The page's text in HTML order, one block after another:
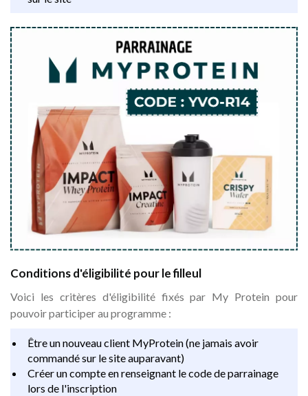
Conditions d'éligibilité pour le filleul
Voici les critères d'éligibilité fixés par My Protein pour
pouvoir participer au programme :
Être un nouveau client MyProtein (ne jamais avoir
commandé sur le site auparavant)
Créer un compte en renseignant le code de parrainage
lors de l'inscription